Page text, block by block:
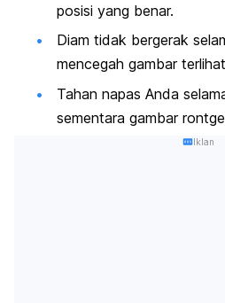
posisi yang benar.
Diam tidak bergerak
mencegah gambar
Tahan napas Anda
sementara gambar
Iklan